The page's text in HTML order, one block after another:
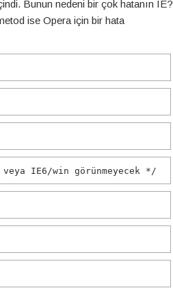
Bunun nedeni bir çok hatanın IE?
ise Opera için bir hata
IE6/win görünmeyecek */